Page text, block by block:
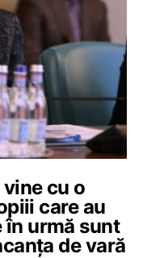
cu o
care au
în urmă sunt
de vară